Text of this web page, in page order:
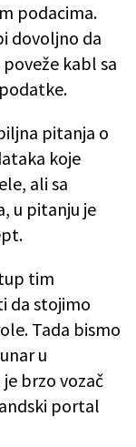
podacima.
dovoljno da
kabl sa
pitanja o
koje
ali sa
u pitanju je
tim
da stojimo
Tada bismo
u
brzo vozač
portal